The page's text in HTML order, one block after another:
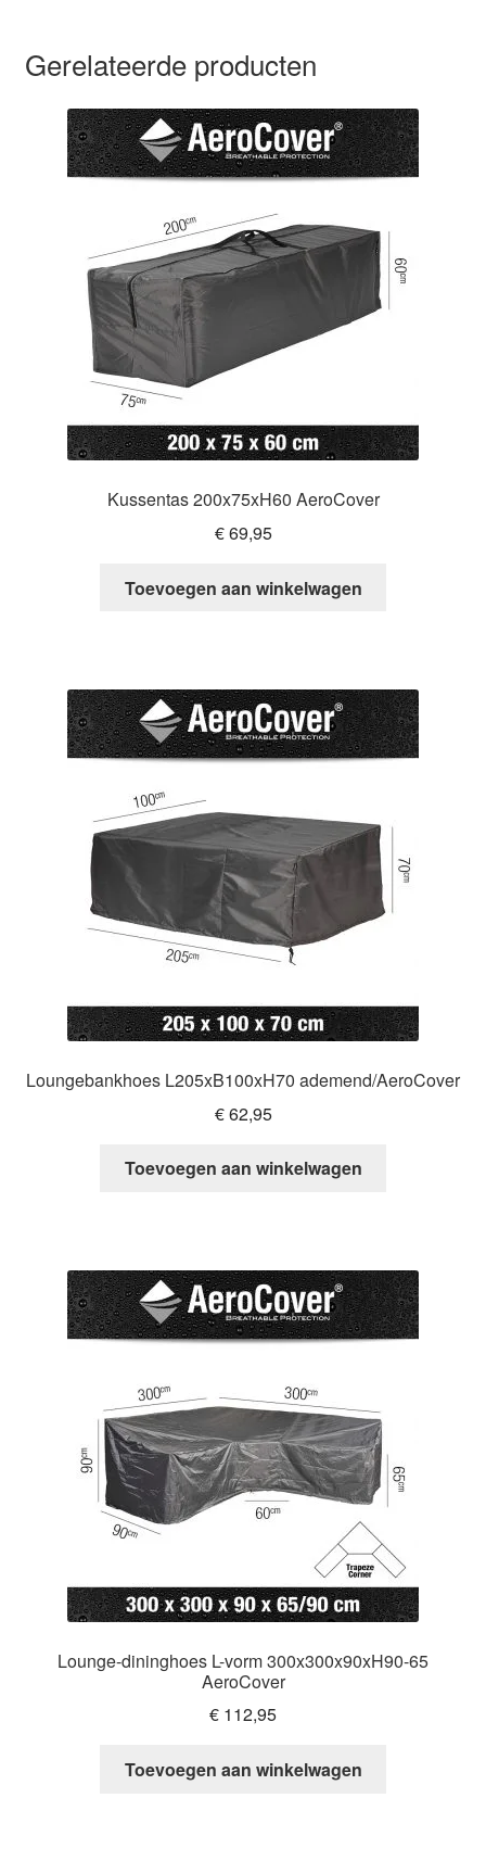
Gerelateerde producten
Kussentas 200x75xH60 AeroCover
€69,95
Toevoegen aan winkelwagen
Loungebankhoes L205xB100xH70 ademend/AeroCover
€62,95
Toevoegen aan winkelwagen
Lounge-dininghoes L-vorm 300x300x90xH90-65
AeroCover
€ 112,95
Toevoegen aan winkelwagen